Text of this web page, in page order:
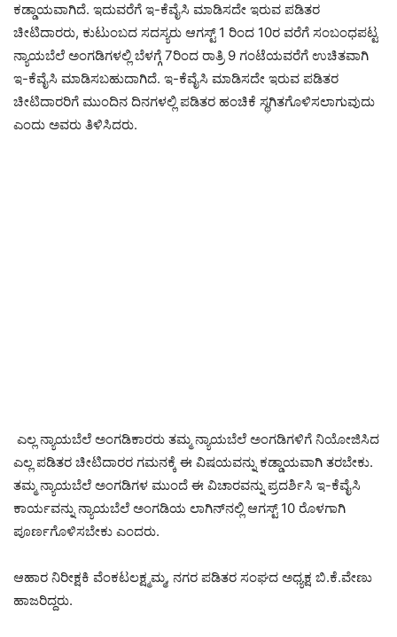
ಕಡ್ಡಾಯವಾಗಿದೆ. ಇದುವರೆಗೆ ಇ-ಕೆವೈಸಿ ಮಾಡಿಸದೇ ಇರುವ ಪಡಿತರ
ಚೀಟಿದಾರರು, ಕುಟುಂಬದ ಸದಸ್ಯರು ಆಗಸ್ಟ್ 1 ರಿಂದ 10ರ ವರೆಗೆ ಸಂಬಂಧಪಟ್ಟ
ನ್ಯಾಯಬೆಲೆ ಅಂಗಡಿಗಳಲ್ಲಿ ಬೆಳಗ್ಗೆ 7ರಿಂದ ರಾತ್ರಿ 9 ಗಂಟೆಯವರೆಗೆ ಉಚಿತವಾಗಿ
ಇ-ಕೆವೈಸಿ ಮಾಡಿಸಬಹುದಾಗಿದೆ. ಇ-ಕೆವೈಸಿ ಮಾಡಿಸದೇ ಇರುವ ಪಡಿತರ
ಚೀಟಿದಾರರಿಗೆ ಮುಂದಿನ ದಿನಗಳಲ್ಲಿ ಪಡಿತರ ಹಂಚಿಕೆ ಸ್ಥಗಿತಗೊಳಿಸಲಾಗುವುದು
ಎಂದು ಅವರು ತಿಳಿಸಿದರು.
ಎಲ್ಲ ನ್ಯಾಯಬೆಲೆ ಅಂಗಡಿಕಾರರು ತಮ್ಮ ನ್ಯಾಯಬೆಲೆ ಅಂಗಡಿಗಳಿಗೆ ನಿಯೋಜಿಸಿದ
ಎಲ್ಲ ಪಡಿತರ ಚೀಟಿದಾರರ ಗಮನಕ್ಕೆ ಈ ವಿಷಯವನ್ನು ಕಡ್ಡಾಯವಾಗಿ ತರಬೇಕು.
ತಮ್ಮ ನ್ಯಾಯಬೆಲೆ ಅಂಗಡಿಗಳ ಮುಂದೆ ಈ ವಿಚಾರವನ್ನು ಪ್ರದರ್ಶಿಸಿ ಇ-ಕೆವೈಸಿ
ಕಾರ್ಯವನ್ನು ನ್ಯಾಯಬೆಲೆ ಅಂಗಡಿಯ ಲಾಗಿನ್‌ನಲ್ಲಿ ಆಗಸ್ಟ್ 10 ರೊಳಗಾಗಿ
ಪೂರ್ಣಗೊಳಿಸಬೇಕು ಎಂದರು.
ಆಹಾರ ನಿರೀಕ್ಷಕಿ ವೆಂಕಟಲಕ್ಷ್ಮಮ್ಮ, ನಗರ ಪಡಿತರ ಸಂಘದ ಅಧ್ಯಕ್ಷ ಬಿ.ಕೆ.ವೇಣು
ಹಾಜರಿದ್ದರು.